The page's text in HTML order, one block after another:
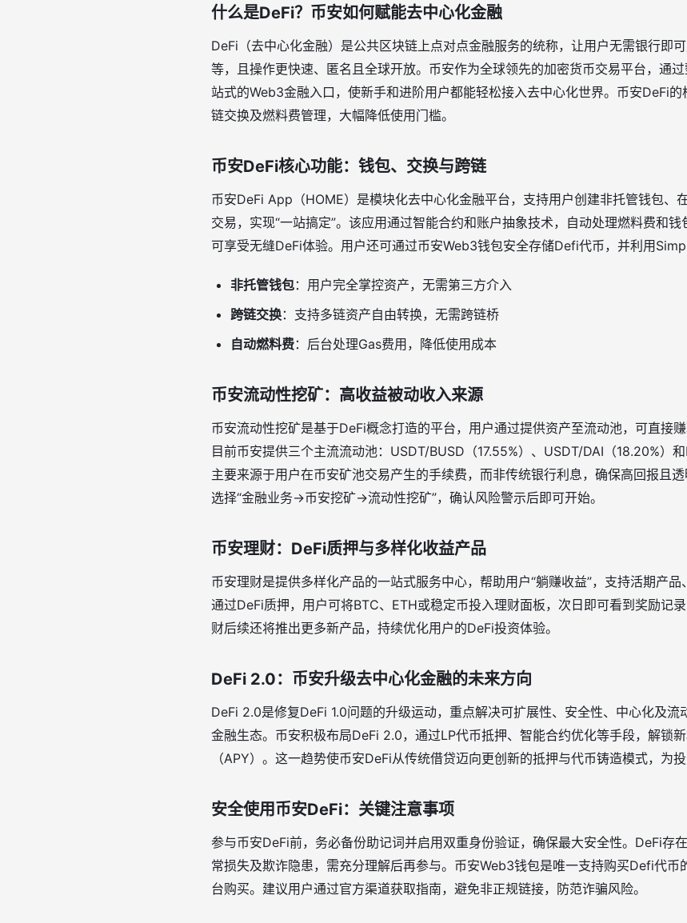
什么是DeFi？币安如何赋能去中心化金融
DeFi（去中心化金融）是公共区块链上点对点金融服务的统称，让用户无需银行即
等，且操作更快速、匿名且全球开放。币安作为全球领先的加密货币交易平台，通
站式的Web3金融入口，使新手和进阶用户都能轻松接入去中心化世界。币安DeFi的
链交换及燃料费管理，大幅降低使用门槛。
币安DeFi核心功能：钱包、交换与跨链
币安DeFi App（HOME）是模块化去中心化金融平台，支持用户创建非托管钱包、
交易，实现“一站搞定”。该应用通过智能合约和账户抽象技术，自动处理燃料费和
可享受无缝DeFi体验。用户还可通过币安Web3钱包安全存储Defi代币，并利用
非托管钱包：用户完全掌控资产，无需第三方介入
跨链交换：支持多链资产自由转换，无需跨链桥
自动燃料费：后台处理Gas费用，降低使用成本
币安流动性挖矿：高收益被动收入来源
币安流动性挖矿是基于DeFi概念打造的平台，用户通过提供资产至流动池，可直接
目前币安提供三个主流流动池：USDT/BUSD（17.55%）、USDT/DAI（18.20%）和
主要来源于用户在币安矿池交易产生的手续费，而非传统银行利息，确保高回报且透
选择“金融业务→币安挖矿→流动性挖矿”，确认风险警示后即可开始。
币安理财：DeFi质押与多样化收益产品
币安理财是提供多样化产品的一站式服务中心，帮助用户“躺赚收益”，支持活期产
通过DeFi质押，用户可将BTC、ETH或稳定币投入理财面板，次日即可看到奖励记
财后续还将推出更多新产品，持续优化用户的DeFi投资体验。
DeFi 2.0：币安升级去中心化金融的未来方向
DeFi 2.0是修复DeFi 1.0问题的升级运动，重点解决可扩展性、安全性、中心化及流
金融生态。币安积极布局DeFi 2.0，通过LP代币抵押、智能合约优化等手段，解锁
（APY） 。这一趋势使币安DeFi从传统借贷迈向更创新的抵押与代币铸造模式，为
安全使用币安DeFi：关键注意事项
参与币安DeFi前，务必备份助记词并启用双重身份验证，确保最大安全性。DeFi存
常损失及欺诈隐患，需充分理解后再参与。币安Web3钱包是唯一支持购买Defi代币
台购买。建议用户通过官方渠道获取指南，避免非正规链接，防范诈骗风险。